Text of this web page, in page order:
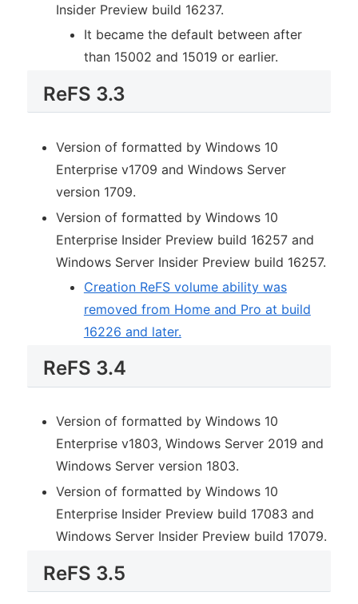
Insider Preview build 16237.
It became the default between after
than 15002 and 15019 or earlier.
ReFS 3.3
Version of formatted by Windows 10
Enterprise v1709 and Windows Server
version 1709.
Version of formatted by Windows 10
Enterprise Insider Preview build 16257 and
Windows Server Insider Preview build 16257.
Creation ReFS volume ability was
removed from Home and Pro at build
16226 and later.
ReFS 3.4
Version of formatted by Windows 10
Enterprise v1803, Windows Server 2019 and
Windows Server version 1803.
Version of formatted by Windows 10
Enterprise Insider Preview build 17083 and
Windows Server Insider Preview build 17079.
ReFS 3.5